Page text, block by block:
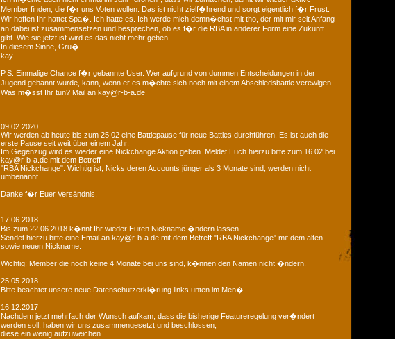
Member finden, die f�r uns Voten wollen. Das ist nicht zielf�hrend und sorgt eigentlich f�r Frust.
Wir hoffen Ihr hattet Spa�. Ich hatte es. Ich werde mich demn�chst mit tho, der mit mir seit Anfang
an dabei ist zusammensetzen und besprechen, ob es f�r die RBA in anderer Form eine Zukunft
gibt. Wie sie jetzt ist wird es das nicht mehr geben.
In diesem Sinne, Gru�
kay
P.S. Einmalige Chance f�r gebannte User. Wer aufgrund von dummen Entscheidungen in der
Jugend gebannt wurde, kann, wenn er es m�chte sich noch mit einem Abschiedsbattle verewigen.
Was m�sst Ihr tun? Mail an kay@r-b-a.de
09.02.2020
Wir werden ab heute bis zum 25.02 eine Battlepause für neue Battles durchführen. Es ist auch die
erste Pause seit weit über einem Jahr.
Im Gegenzug wird es wieder eine Nickchange Aktion geben. Meldet Euch hierzu bitte zum 16.02 bei
kay@r-b-a.de mit dem Betreff
"RBA Nickchange". Wichtig ist, Nicks deren Accounts jünger als 3 Monate sind, werden nicht
umbenannt.
Danke f�r Euer Versändnis.
17.06.2018
Bis zum 22.06.2018 k�nnt Ihr wieder Euren Nickname �ndern lassen
Sendet hierzu bitte eine Email an kay@r-b-a.de mit dem Betreff "RBA Nickchange" mit dem alten
sowie neuen Nickname.
Wichtig: Member die noch keine 4 Monate bei uns sind, k�nnen den Namen nicht �ndern.
25.05.2018
Bitte beachtet unsere neue Datenschutzerkl�rung links unten im Men�.
16.12.2017
Nachdem jetzt mehrfach der Wunsch aufkam, dass die bisherige Featureregelung ver�ndert
werden soll, haben wir uns zusammengesetzt und beschlossen,
diese ein wenig aufzuweichen.